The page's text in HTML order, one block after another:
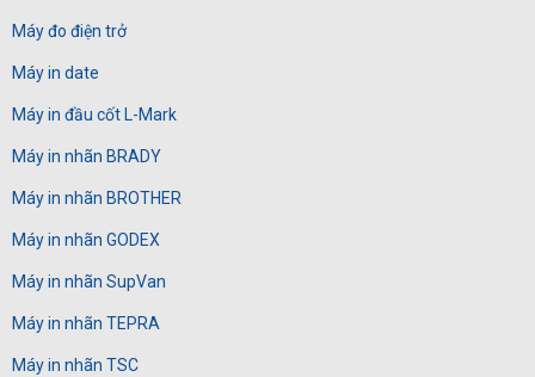
Máy đo điện trở
Máy in date
Máy in đầu cốt L-Mark
Máy in nhãn BRADY
Máy in nhãn BROTHER
Máy in nhãn GODEX
Máy in nhãn SupVan
Máy in nhãn TEPRA
Máy in nhãn TSC